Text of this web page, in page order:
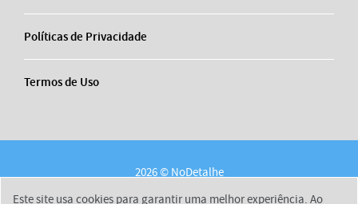
Políticas de Privacidade
Termos de Uso
2026 © NoDetalhe
Este site usa cookies para garantir uma melhor experiência. Ao